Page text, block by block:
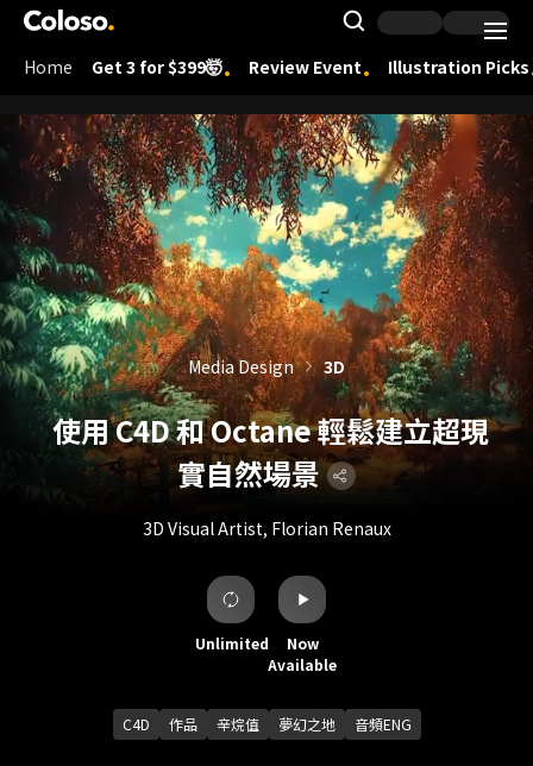
Coloso.
Search
Coloso Menu
Home Get 3 for $399🤯 Review Event Illustration Picks
使用 C4D 和 Octane 輕鬆建立超現
實自然場景
3D Visual Artist, Florian Renaux
Media Design 3D
Unlimited
Now
Available
C4D 作品 辛烷值 夢幻之地 音頻ENG